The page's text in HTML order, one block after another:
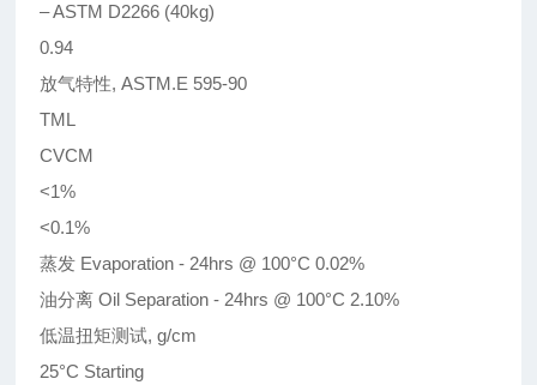
– ASTM D2266 (40kg)
0.94
放气特性, ASTM.E 595-90
TML
CVCM
<1%
<0.1%
蒸发 Evaporation - 24hrs @ 100°C 0.02%
油分离 Oil Separation - 24hrs @ 100°C 2.10%
低温扭矩测试, g/cm
25°C Starting